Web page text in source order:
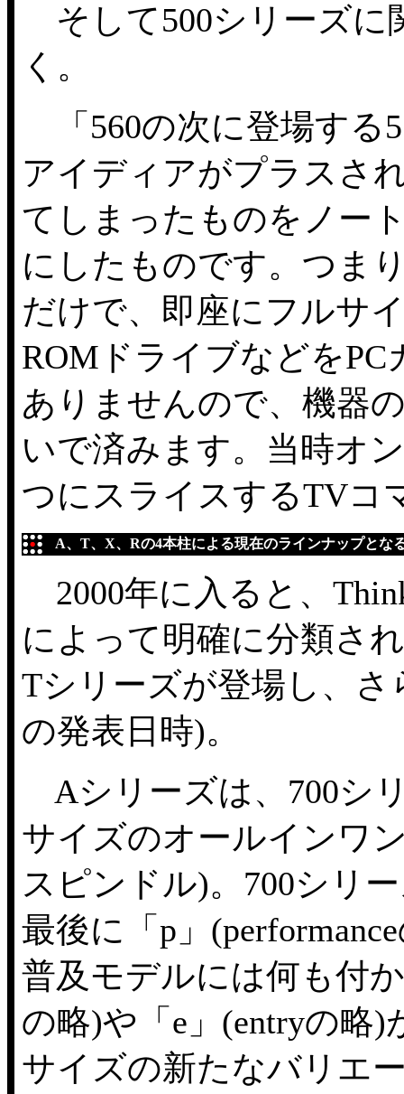
そして500シリーズに
く。
「560の次に登場する
アイディアがプラスさ
てしまったものをノー
にしたものです。つま
だけで、即座にフルサ
ROMドライブなどを
ありませんので、機器
いで済みます。当時オ
つにスライスするTVコ
A、T、X、Rの4本柱による現在のラインナップとな
2000年に入ると、
によって明確に分類さ
Tシリーズが登場し、
の発表日時)。
Aシリーズは、700シ
サイズのオールインワ
スピンドル)。700シリ
最後に「p」
普及モデルには何も付
の略)や「e」(entryの略
サイズの新たなバリエ